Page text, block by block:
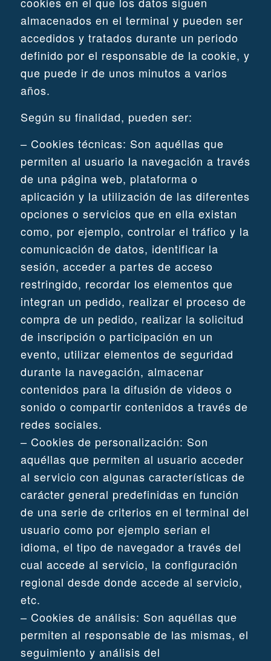
almacenados en el terminal y pueden ser
accedidos y tratados durante un periodo
definido por el responsable de la cookie, y
que puede ir de unos minutos a varios
años.
Según su finalidad, pueden ser:
– Cookies técnicas: Son aquéllas que
permiten al usuario la navegación a través
de una página web, plataforma o
aplicación y la utilización de las diferentes
opciones o servicios que en ella existan
como, por ejemplo, controlar el tráfico y la
comunicación de datos, identificar la
sesión, acceder a partes de acceso
restringido, recordar los elementos que
integran un pedido, realizar el proceso de
compra de un pedido, realizar la solicitud
de inscripción o participación en un
evento, utilizar elementos de seguridad
durante la navegación, almacenar
contenidos para la difusión de videos o
sonido o compartir contenidos a través de
redes sociales.
– Cookies de personalización: Son
aquéllas que permiten al usuario acceder
al servicio con algunas características de
carácter general predefinidas en función
de una serie de criterios en el terminal del
usuario como por ejemplo serian el
idioma, el tipo de navegador a través del
cual accede al servicio, la configuración
regional desde donde accede al servicio,
etc.
– Cookies de análisis: Son aquéllas que
permiten al responsable de las mismas, el
seguimiento y análisis del